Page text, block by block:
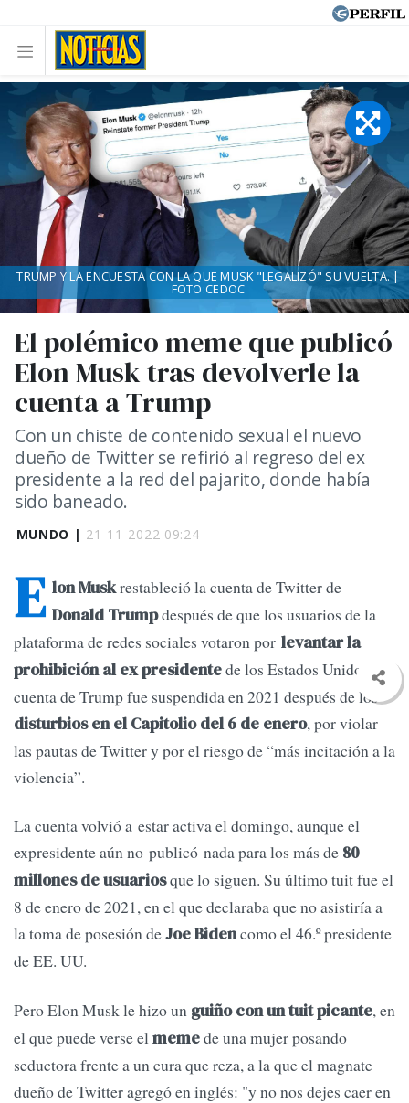
MUNDO | 21-11-2022 09:24
El polémico meme que publicó
Elon Musk tras devolverle la
cuenta a Trump
Con un chiste de contenido sexual el nuevo
dueño de Twitter se refirió al regreso del ex
presidente a la red del pajarito, donde había
sido baneado.
TRUMP Y LA ENCUESTA CON LA QUE MUSK "LEGALIZÓ" SU VUELTA. |
FOTO:CEDOC
E lon Muskrestableció la cuenta de Twitter de
Donald Trumpdespués de que los usuarios de la
plataforma de redes sociales votaron por levantar la
prohibición al ex presidentede los Estados Unidos. La
cuenta de Trump fue suspendida en 2021 después de los
disturbios en el Capitolio del 6 de enero, por violar
las pautas de Twitter y por el riesgo de “más incitación a la
violencia”.
La cuenta volvió a estar activa el domingo, aunque el
expresidente aún no publicó nada para los más de 80
millones de usuariosque lo siguen. Su último tuit fue el
8 de enero de 2021, en el que declaraba que no asistiría a
la toma de posesión deJoe Bidencomo el 46.º presidente
de EE. UU.
Pero Elon Musk le hizo un guiño con un tuit picante, en
el que puede verse elmemede una mujer posando
seductora frente a un cura que reza, a la que el magnate
dueño de Twitter agregó en inglés: "y no nos dejes caer en